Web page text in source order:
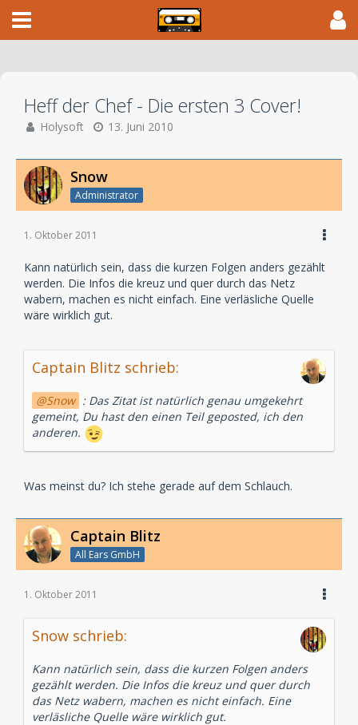
Heff der Chef - Die ersten 3 Cover!
Holysoft 13. Juni 2010
Snow
Administrator
1. Oktober 2011
Kann natürlich sein, dass die kurzen Folgen anders gezählt
werden. Die Infos die kreuz und quer durch das Netz
wabern, machen es nicht einfach. Eine verläsliche Quelle
wäre wirklich gut.
Captain Blitz schrieb:
Snow : Das Zitat ist natürlich genau umgekehrt
gemeint, Du hast den einen Teil geposted, ich den
anderen.
Was meinst du? Ich stehe gerade auf dem Schlauch.
Captain Blitz
All Ears GmbH
1. Oktober 2011
Snow schrieb:
Kann natürlich sein, dass die kurzen Folgen anders
gezählt werden. Die Infos die kreuz und quer durch
das Netz wabern, machen es nicht einfach. Eine
verläsliche Quelle wäre wirklich gut.